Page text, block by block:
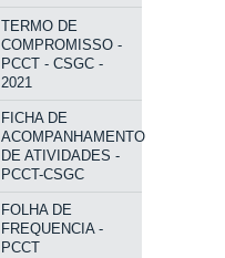
TERMO DE
COMPROMISSO -
PCCT - CSGC -
2021
FICHA DE
ACOMPANHAMENTO
DE ATIVIDADES -
PCCT-CSGC
FOLHA DE
FREQUENCIA -
PCCT